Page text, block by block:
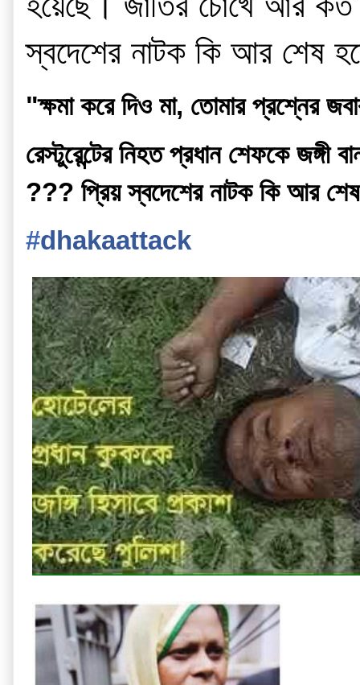
স্বদেশের নাটক কি আর শেষ
"ক্ষমা করে দিও মা, তোমার প্রশ্নের
রেস্টুরেন্টের নিহত প্রধান শেফকে
??? প্রিয় স্বদেশের নাটক কি আর
‪#‎dhakaattack‬